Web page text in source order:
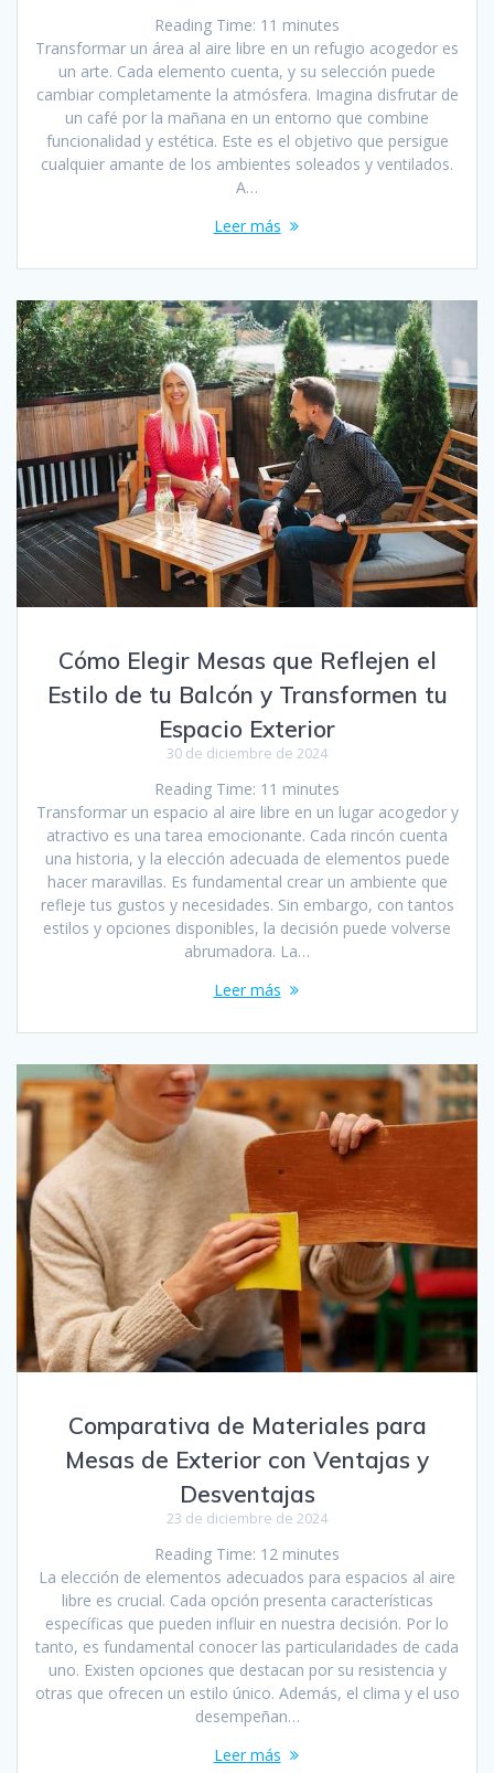
Reading Time: 11 minutes
Transformar un área al aire libre en un refugio acogedor es
un arte. Cada elemento cuenta, y su selección puede
cambiar completamente la atmósfera. Imagina disfrutar de
un café por la mañana en un entorno que combine
funcionalidad y estética. Este es el objetivo que persigue
cualquier amante de los ambientes soleados y ventilados.
A…
Leer más
Cómo Elegir Mesas que Reflejen el
Estilo de tu Balcón y Transformen tu
Espacio Exterior
30 de diciembre de 2024
Reading Time: 11 minutes
Transformar un espacio al aire libre en un lugar acogedor y
atractivo es una tarea emocionante. Cada rincón cuenta
una historia, y la elección adecuada de elementos puede
hacer maravillas. Es fundamental crear un ambiente que
refleje tus gustos y necesidades. Sin embargo, con tantos
estilos y opciones disponibles, la decisión puede volverse
abrumadora. La…
Leer más
Comparativa de Materiales para
Mesas de Exterior con Ventajas y
Desventajas
23 de diciembre de 2024
Reading Time: 12 minutes
La elección de elementos adecuados para espacios al aire
libre es crucial. Cada opción presenta características
específicas que pueden influir en nuestra decisión. Por lo
tanto, es fundamental conocer las particularidades de cada
uno. Existen opciones que destacan por su resistencia y
otras que ofrecen un estilo único. Además, el clima y el uso
desempeñan…
Leer más